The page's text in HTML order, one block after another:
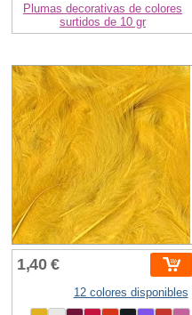
Plumas decorativas de colores
surtidos de 10 gr
1,40 €
12 colores disponibles